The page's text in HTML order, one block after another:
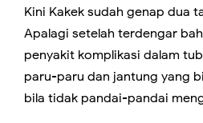
Kini Kakek sudah genap dua
Apalagi setelah terdengar
penyakit komplikasi dalam
paru-paru dan jantung yang
bila tidak pandai-pandai